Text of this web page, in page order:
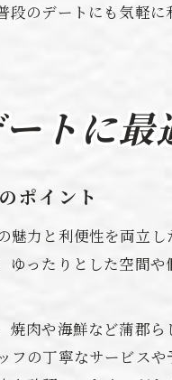
段のデートにも気軽
トに最
ポイント
魅力と利便性を両立
ったりとした空間
焼肉や海鮮など蒲郡
フの丁寧なサービス